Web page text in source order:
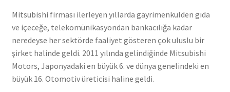
Mitsubishi firması ilerleyen yıllarda gayrimenkulden gıda
ve içeceğe, telekomünikasyondan bankacılığa kadar
neredeyse her sektörde faaliyet gösteren çok uluslu bir
şirket halinde geldi. 2011 yılında gelindiğinde Mitsubishi
Motors, Japonyadaki en büyük 6. ve dünya genelindeki en
büyük 16. Otomotiv üreticisi haline geldi.